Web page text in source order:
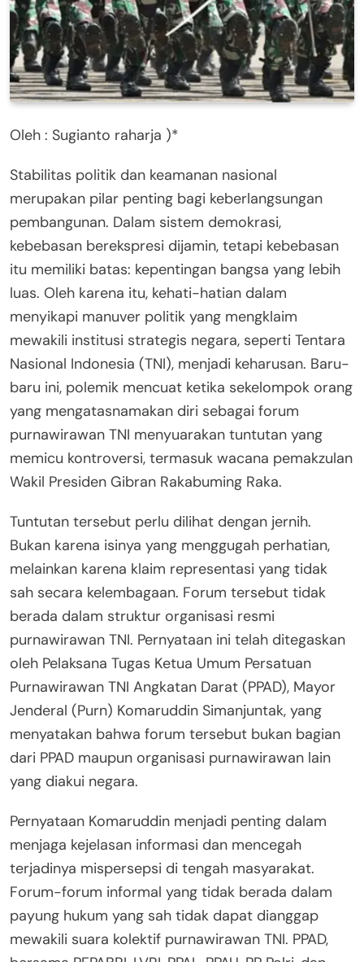
Oleh : Sugianto raharja )*
Stabilitas politik dan keamanan nasional
merupakan pilar penting bagi keberlangsungan
pembangunan. Dalam sistem demokrasi,
kebebasan berekspresi dijamin, tetapi kebebasan
itu memiliki batas: kepentingan bangsa yang lebih
luas. Oleh karena itu, kehati-hatian dalam
menyikapi manuver politik yang mengklaim
mewakili institusi strategis negara, seperti Tentara
Nasional Indonesia (TNI), menjadi keharusan. Baru-
baru ini, polemik mencuat ketika sekelompok orang
yang mengatasnamakan diri sebagai forum
purnawirawan TNI menyuarakan tuntutan yang
memicu kontroversi, termasuk wacana pemakzulan
Wakil Presiden Gibran Rakabuming Raka.
Tuntutan tersebut perlu dilihat dengan jernih.
Bukan karena isinya yang menggugah perhatian,
melainkan karena klaim representasi yang tidak
sah secara kelembagaan. Forum tersebut tidak
berada dalam struktur organisasi resmi
purnawirawan TNI. Pernyataan ini telah ditegaskan
oleh Pelaksana Tugas Ketua Umum Persatuan
Purnawirawan TNI Angkatan Darat (PPAD), Mayor
Jenderal (Purn) Komaruddin Simanjuntak, yang
menyatakan bahwa forum tersebut bukan bagian
dari PPAD maupun organisasi purnawirawan lain
yang diakui negara.
Pernyataan Komaruddin menjadi penting dalam
menjaga kejelasan informasi dan mencegah
terjadinya mispersepsi di tengah masyarakat.
Forum-forum informal yang tidak berada dalam
payung hukum yang sah tidak dapat dianggap
mewakili suara kolektif purnawirawan TNI. PPAD,